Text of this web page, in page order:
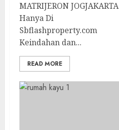
MATRIJERON JOGJAKARTA
Hanya Di
Sbflashproperty.com
Keindahan dan...
READ MORE